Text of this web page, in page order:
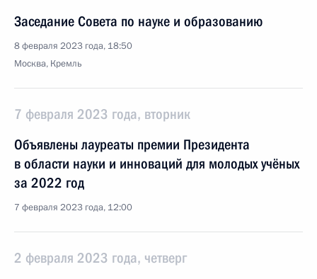
Заседание Совета по науке и образованию
8 февраля 2023 года, 18:50
Москва, Кремль
7 февраля 2023 года, вторник
Объявлены лауреаты премии Президента
в области науки и инноваций для молодых учёных
за 2022 год
7 февраля 2023 года, 12:00
2 февраля 2023 года, четверг